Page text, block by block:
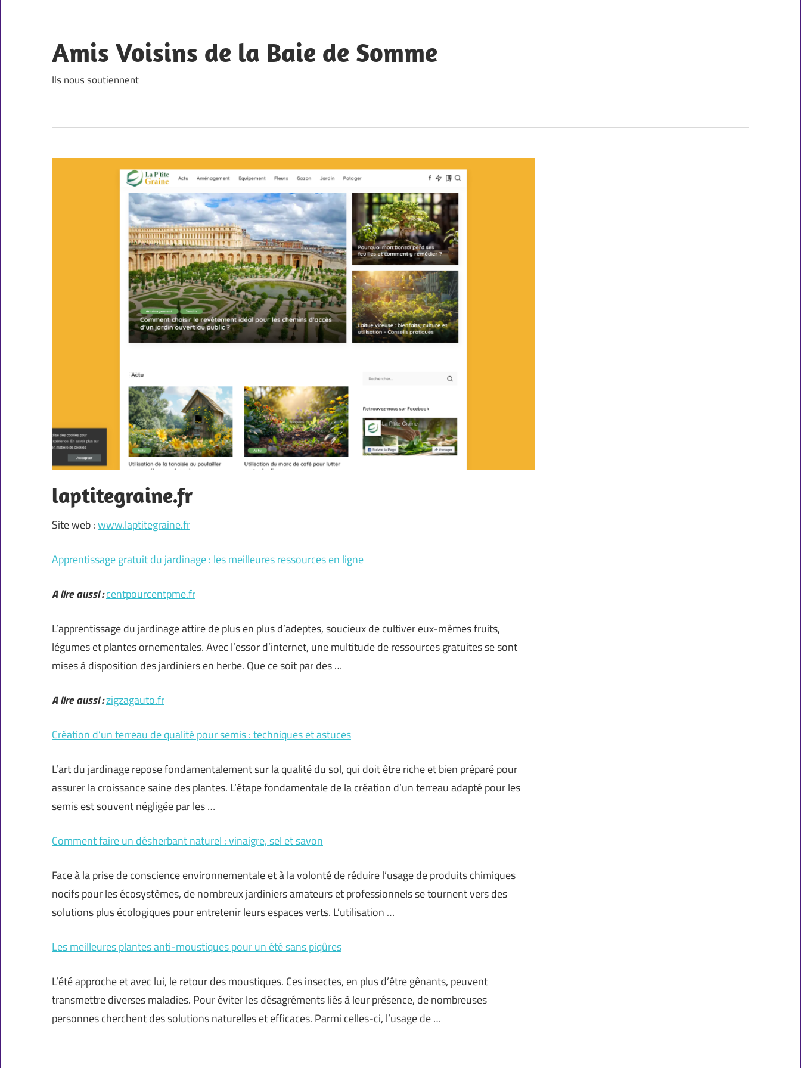
content
Amis Voisins de la Baie de Somme
Ils nous soutiennent
laptitegraine.fr
Site web :www.laptitegraine.fr
Apprentissage gratuit du jardinage : les meilleures ressources en ligne
A lire aussi :centpourcentpme.fr
L’apprentissage du jardinage attire de plus en plus d’adeptes, soucieux de cultiver eux-mêmes fruits,
légumes et plantes ornementales. Avec l’essor d’internet, une multitude de ressources gratuites se sont
mises à disposition des jardiniers en herbe. Que ce soit par des …
A lire aussi :zigzagauto.fr
Création d’un terreau de qualité pour semis : techniques et astuces
L’art du jardinage repose fondamentalement sur la qualité du sol, qui doit être riche et bien préparé pour
assurer la croissance saine des plantes. L’étape fondamentale de la création d’un terreau adapté pour les
semis est souvent négligée par les …
Comment faire un désherbant naturel : vinaigre, sel et savon
Face à la prise de conscience environnementale et à la volonté de réduire l’usage de produits chimiques
nocifs pour les écosystèmes, de nombreux jardiniers amateurs et professionnels se tournent vers des
solutions plus écologiques pour entretenir leurs espaces verts. L’utilisation …
Les meilleures plantes anti-moustiques pour un été sans piqûres
L’été approche et avec lui, le retour des moustiques. Ces insectes, en plus d’être gênants, peuvent
transmettre diverses maladies. Pour éviter les désagréments liés à leur présence, de nombreuses
personnes cherchent des solutions naturelles et efficaces. Parmi celles-ci, l’usage de …